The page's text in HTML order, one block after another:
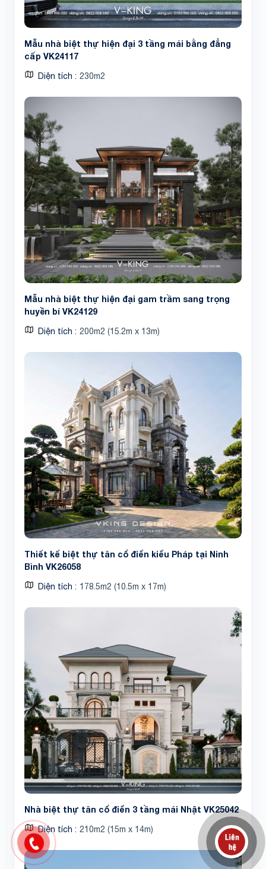
Mẫu nhà biệt thự hiện đại 3 tầng mái bằng đẳng
cấp VK24117
Diện tích 230m2
Mẫu nhà biệt thự hiện đại gam trầm sang trọng
huyền bí VK24129
Diện tích 200m2 (15.2m x 13m)
Thiết kế biệt thự tân cổ điển kiểu Pháp tại Ninh
Bình VK26058
Diện tích 178.5m2 (10.5m x 17m)
Nhà biệt thự tân cổ điển 3 tầng mái Nhật VK25042
Diện tích 210m2 (15m x 14m)